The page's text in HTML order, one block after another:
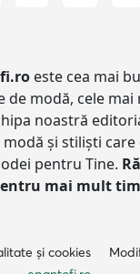
este cea mai
de modă, cele
noastră
și stiliști care
pentru Tine.
mai mult
și cookies